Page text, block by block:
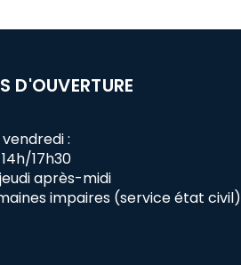
D'OUVERTURE
:
17h30
après-midi
impaires (service état civil)